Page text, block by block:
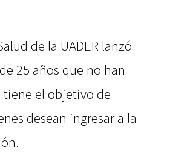
de la UADER lanzó
25 años que no han
el objetivo de
desean ingresar a la